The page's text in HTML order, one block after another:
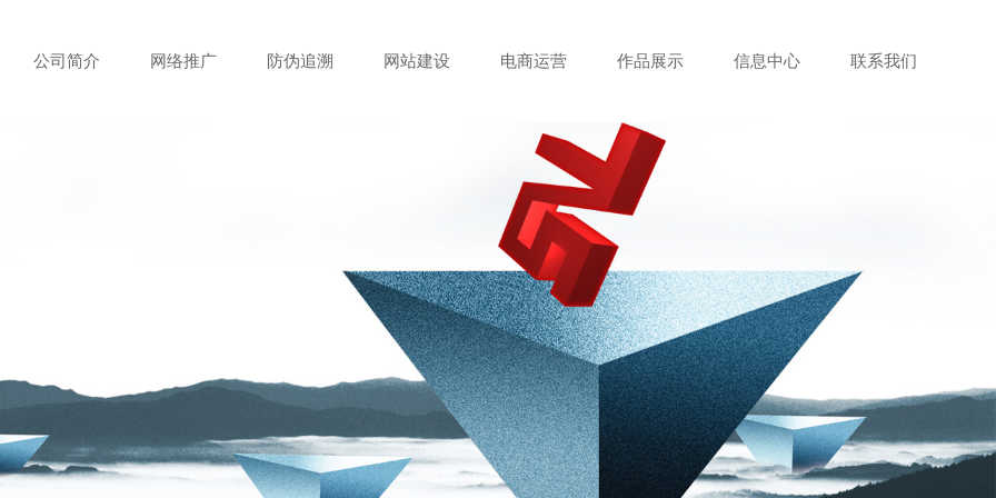
公司简介 网络推广 防伪追溯 网站建设 电商运营 作品展示 信息中心 联系我们